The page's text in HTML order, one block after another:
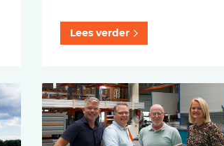
Lees verder